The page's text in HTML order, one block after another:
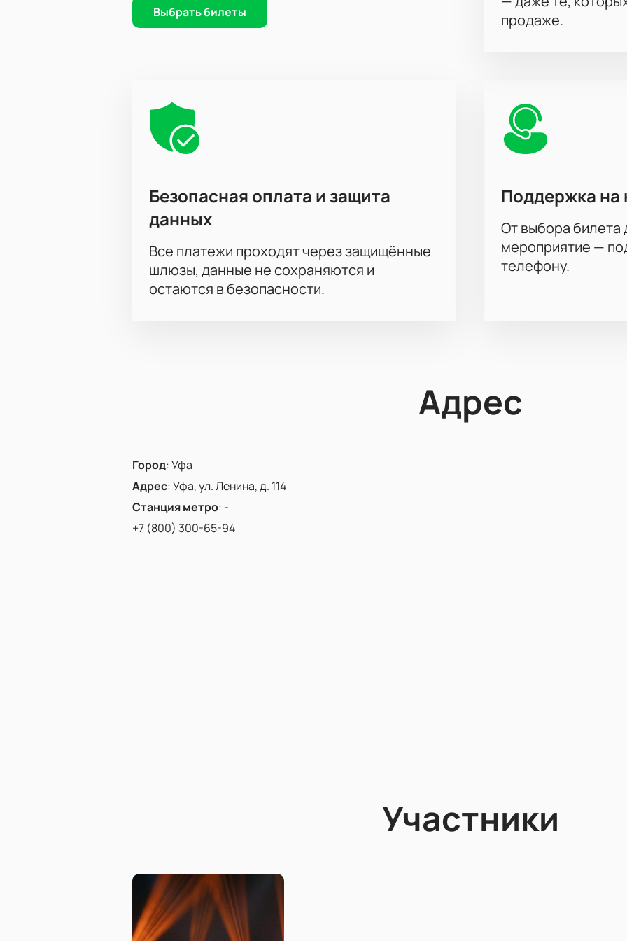
Выбрать билеты
продаже.
Безопасная оплата и защита
данных
Все платежи проходят через защищённые
шлюзы, данные не сохраняются и
остаются в безопасности.
Поддержка на
От выбора билета
мероприятие —
телефону.
Адрес
Город:Уфа
Адрес:Уфа, ул. Ленина, д. 114
Станция метро: -
+7 (800) 300-65-94
Участники